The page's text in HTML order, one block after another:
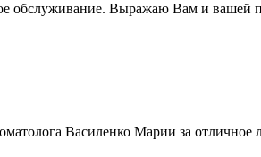
обслуживание. Выражаю Вам и
Василенко Марии за